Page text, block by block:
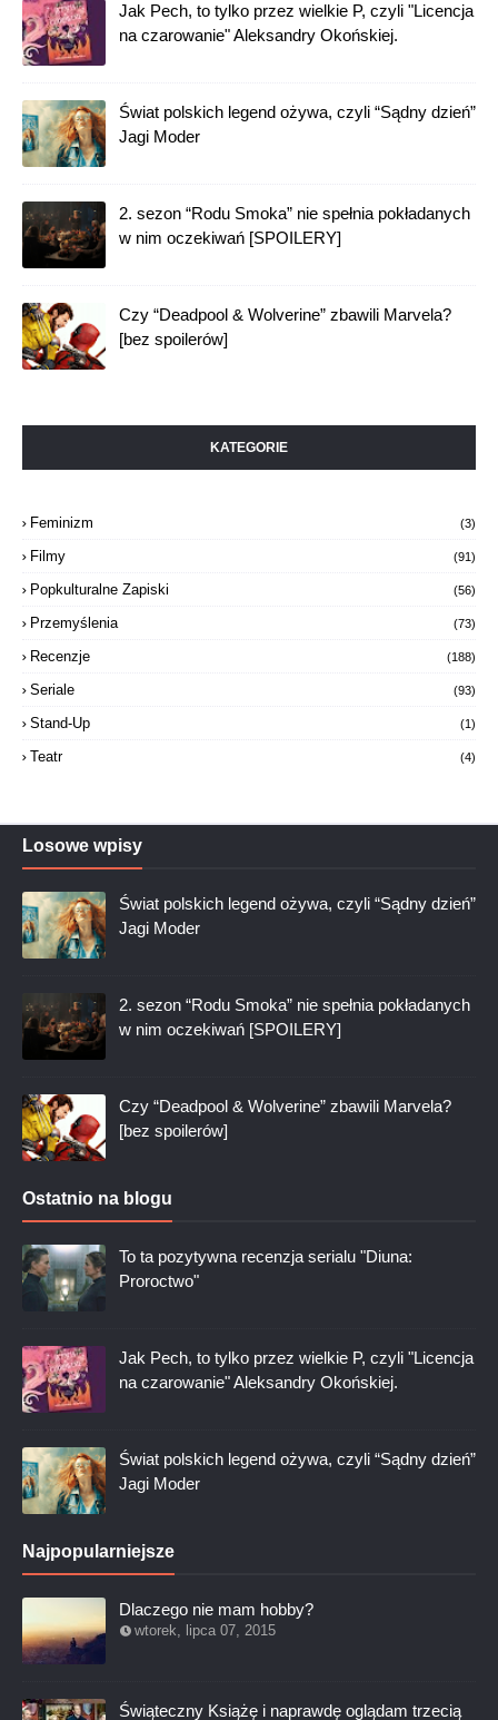
Jak Pech, to tylko przez wielkie P, czyli "Licencja
na czarowanie" Aleksandry Okońskiej.
Świat polskich legend ożywa, czyli “Sądny dzień”
Jagi Moder
2. sezon “Rodu Smoka” nie spełnia pokładanych
w nim oczekiwań [SPOILERY]
Czy “Deadpool & Wolverine” zbawili Marvela?
[bez spoilerów]
KATEGORIE
Feminizm (3)
Filmy (91)
Popkulturalne Zapiski (56)
Przemyślenia (73)
Recenzje (188)
Seriale (93)
Stand-Up (1)
Teatr (4)
Losowe wpisy
Świat polskich legend ożywa, czyli “Sądny dzień”
Jagi Moder
2. sezon “Rodu Smoka” nie spełnia pokładanych
w nim oczekiwań [SPOILERY]
Czy “Deadpool & Wolverine” zbawili Marvela?
[bez spoilerów]
Ostatnio na blogu
To ta pozytywna recenzja serialu "Diuna:
Proroctwo"
Jak Pech, to tylko przez wielkie P, czyli "Licencja
na czarowanie" Aleksandry Okońskiej.
Świat polskich legend ożywa, czyli “Sądny dzień”
Jagi Moder
Najpopularniejsze
Dlaczego nie mam hobby?
wtorek, lipca 07, 2015
Świąteczny Książę i naprawdę oglądam trzecią